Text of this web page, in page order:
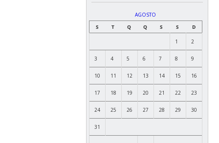
AGOSTO
S
T Q Q S S D
1 2
3 4 5 6 7 8 9
10 11 12 13 14 15 16
17 18 19 20 21 22 23
24 25 26 27 28 29 30
31